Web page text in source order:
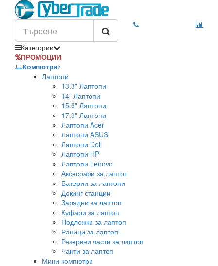
Категории
ПРОМОЦИИ
Компютри
Лаптопи
13.3" Лаптопи
14" Лаптопи
15.6" Лаптопи
17.3" Лаптопи
Лаптопи Acer
Лаптопи ASUS
Лаптопи Dell
Лаптопи HP
Лаптопи Lenovo
Аксесоари за лаптоп
Батерии за лаптопи
Докинг станции
Зарядни за лаптоп
Куфари за лаптоп
Подложки за лаптоп
Раници за лаптоп
Резервни части за лаптоп
Чанти за лаптоп
Мини компютри